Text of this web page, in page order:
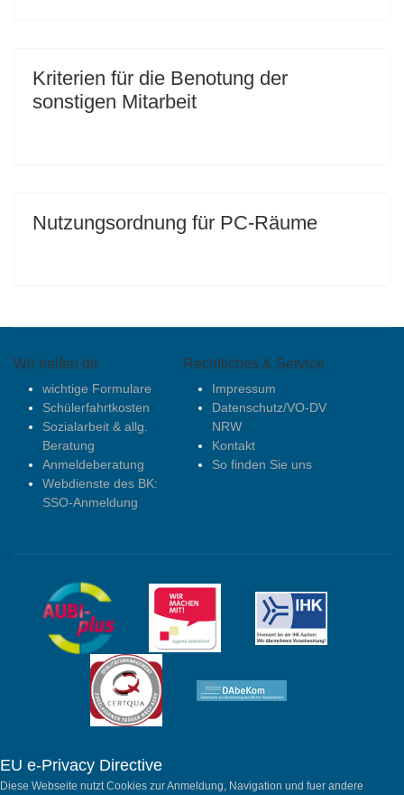
Kriterien für die Benotung der
sonstigen Mitarbeit
Nutzungsordnung für PC-Räume
Wir helfen dir
wichtige Formulare
Schülerfahrtkosten
Sozialarbeit & allg.
Beratung
Anmeldeberatung
Webdienste des BK:
SSO-Anmeldung
Rechtliches & Service
Impressum
Datenschutz/VO-DV
NRW
Kontakt
So finden Sie uns
EU e-Privacy Directive
Diese Webseite nutzt Cookies zur Anmeldung, Navigation und fuer andere